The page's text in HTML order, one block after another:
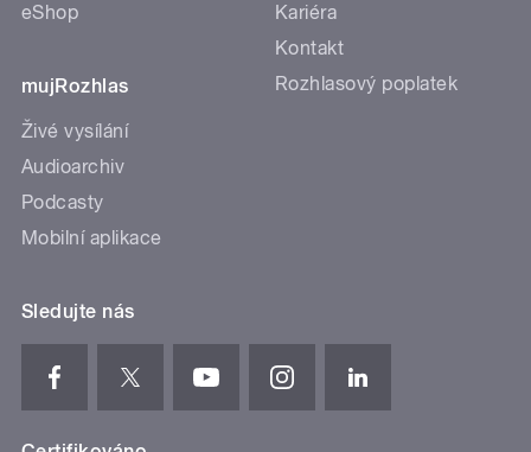
eShop
mujRozhlas
Živé vysílání
Audioarchiv
Podcasty
Mobilní aplikace
Kariéra
Kontakt
Rozhlasový poplatek
Sledujte nás